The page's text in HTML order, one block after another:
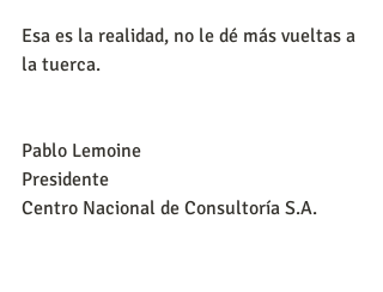
Esa es la realidad, no le dé más vueltas a
la tuerca.
Pablo Lemoine
Presidente
Centro Nacional de Consultoría S.A.